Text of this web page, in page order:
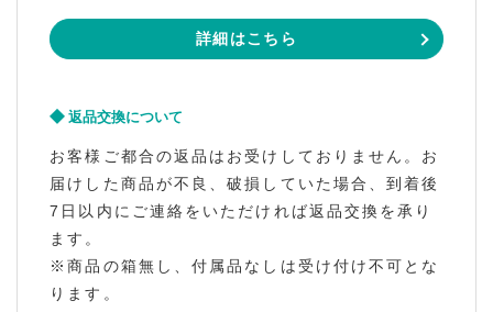
詳細はこちら
返品交換について
お客様ご都合の返品はお受けしておりません。お
届けした商品が不良、破損していた場合、到着後
7日以内にご連絡をいただければ返品交換を承り
ます。
※商品の箱無し、付属品なしは受け付け不可とな
ります。